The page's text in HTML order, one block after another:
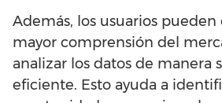
Además, los usuarios
mayor comprensión del
analizar los datos de manera
eficiente. Esto ayuda a